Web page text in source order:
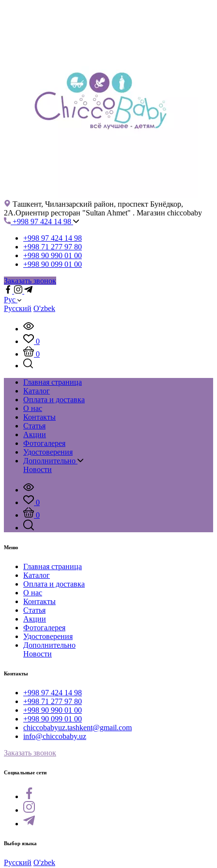
Ташкент, Чиланзарский район, проспект Бунёдкор,
2А.Ориентир ресторан "Sultan Ahmet" . Магазин chiccobaby
+998 97 424 14 98
+998 97 424 14 98
+998 71 277 97 80
+998 90 990 01 00
+998 90 099 01 00
Заказать звонок
Рус
Русский O'zbek
0
0
Главная страница
Каталог
Оплата и доставка
О нас
Контакты
Статья
Акции
Фотогалерея
Удостоверения
Дополнительно
Новости
0
0
Меню
Главная страница
Каталог
Оплата и доставка
О нас
Контакты
Статья
Акции
Фотогалерея
Удостоверения
Дополнительно
Новости
Контакты
+998 97 424 14 98
+998 71 277 97 80
+998 90 990 01 00
+998 90 099 01 00
chiccobabyuz.tashkent@gmail.com
info@chiccobaby.uz
Заказать звонок
Социальные сети
Выбор языка
Русский O'zbek